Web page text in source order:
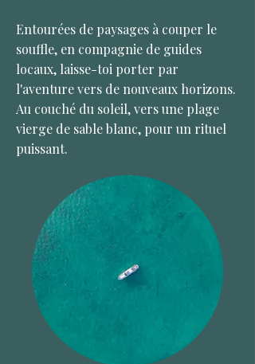
Entourées de paysages à couper le
souffle, en compagnie de guides
locaux, laisse-toi porter par
l'aventure vers de nouveaux horizons.
Au couché du soleil, vers une plage
vierge de sable blanc, pour un rituel
puissant.